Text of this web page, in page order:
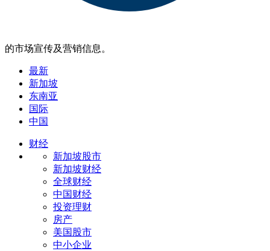
的市场宣传及营销信息。
最新
新加坡
东南亚
国际
中国
财经
新加坡股市
新加坡财经
全球财经
中国财经
投资理财
房产
美国股市
中小企业